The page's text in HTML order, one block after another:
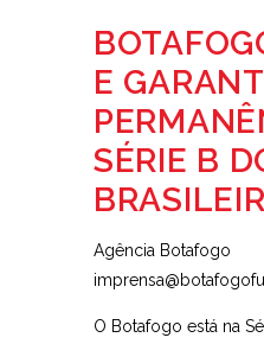
E
SÉRIE B
Agência Botafogo
O Botafogo está na